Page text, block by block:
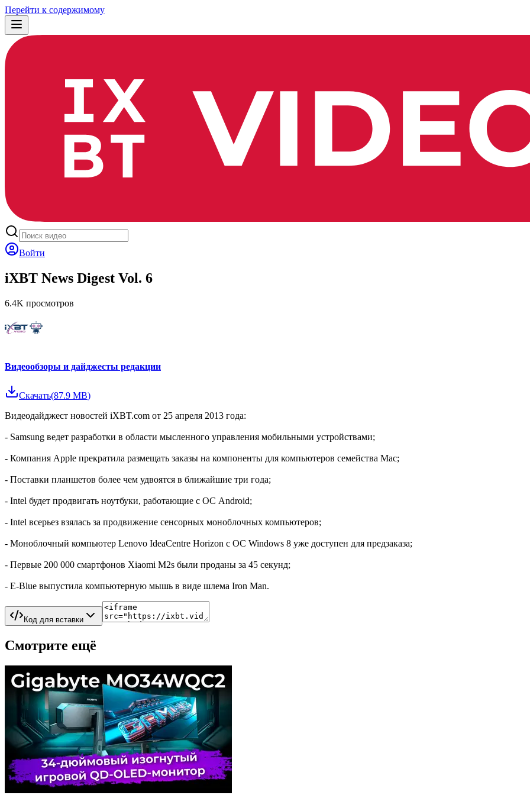
Перейти к содержимому
Войти
iXBT News Digest Vol. 6
6.4K просмотров
Видеообзоры и дайджесты редакции
Скачать(87.9 MB)
Видеодайджест новостей iXBT.com от 25 апреля 2013 года:
- Samsung ведет разработки в области мысленного управления мобильными устройствами;
- Компания Apple прекратила размещать заказы на компоненты для компьютеров семейства Mac;
- Поставки планшетов более чем удвоятся в ближайшие три года;
- Intel будет продвигать ноутбуки, работающие с ОС Android;
- Intel всерьез взялась за продвижение сенсорных моноблочных компьютеров;
- Моноблочный компьютер Lenovo IdeaCentre Horizon с ОС Windows 8 уже доступен для предзаказа;
- Первые 200 000 смартфонов Xiaomi M2s были проданы за 45 секунд;
- E-Blue выпустила компьютерную мышь в виде шлема Iron Man.
Код для вставки
Смотрите ещё